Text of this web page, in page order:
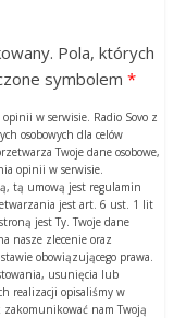
Pola, których
symbolem *
w serwisie. Radio Sovo z
osobowych dla celów
Twoje dane osobowe,
opinii w serwisie.
tą umową jest regulamin
jest art. 6 ust. 1 lit
jest Ty. Twoje dane
nasze zlecenie oraz
obowiązującego prawa.
usunięcia lub
realizacji opisaliśmy w
nam Twoją